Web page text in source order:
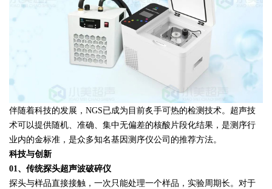
伴随着科技的发展，NGS已成为目前炙手可热的检测技术。超声技
术可以提供随机、准确、集中无偏差的核酸片段化结果，是测序行
业内的金标准，是众多知名基因测序仪公司的推荐方法。
科技与创新
01、传统探头超声波破碎仪
探头与样品直接接触，一次只能处理一个样品，实验周期长。对于